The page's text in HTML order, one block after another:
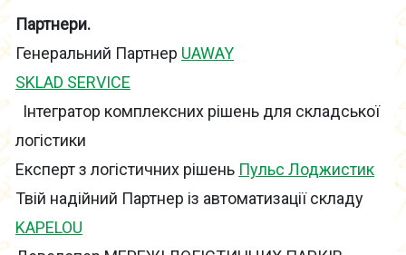
Партнери.
Генеральний Партнер UAWAY
SKLAD SERVICE
Інтегратор комплексних рішень для складської
логістики
Експерт з логістичних рішень Пульс Лоджистик
Твій надійний Партнер із автоматизації складу
KAPELOU